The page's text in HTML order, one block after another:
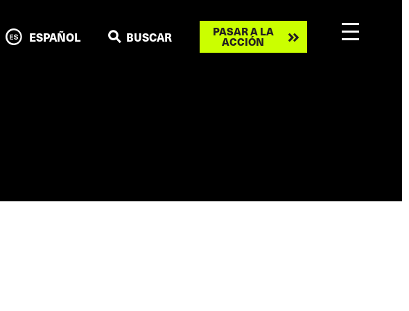
ESPAÑOL BUSCAR
Take
action
PASAR A LA
ACCIÓN